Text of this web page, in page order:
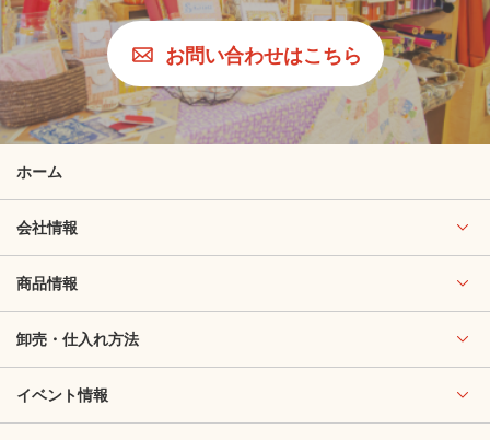
お問い合わせはこちら
ホーム
会社情報
商品情報
卸売・仕入れ方法
イベント情報